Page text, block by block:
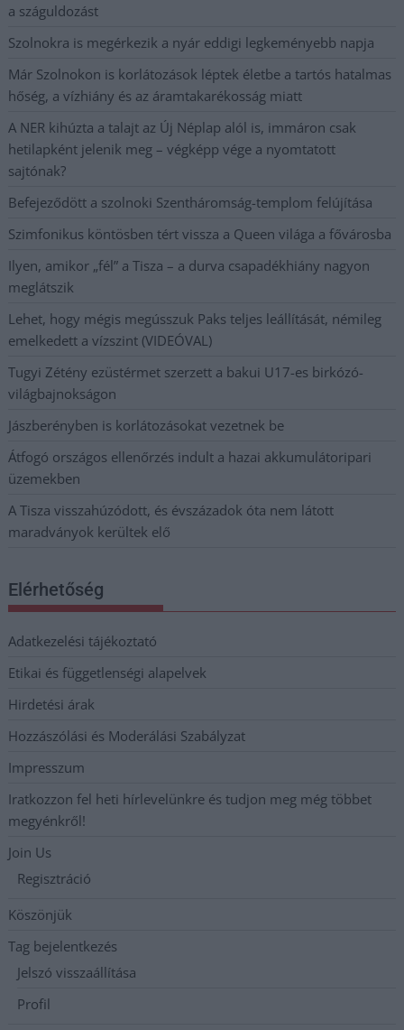
a száguldozást
Szolnokra is megérkezik a nyár eddigi legkeményebb napja
Már Szolnokon is korlátozások léptek életbe a tartós hatalmas
hőség, a vízhiány és az áramtakarékosság miatt
A NER kihúzta a talajt az Új Néplap alól is, immáron csak
hetilapként jelenik meg – végképp vége a nyomtatott
sajtónak?
Befejeződött a szolnoki Szentháromság-templom felújítása
Szimfonikus köntösben tért vissza a Queen világa a fővárosba
Ilyen, amikor „fél” a Tisza – a durva csapadékhiány nagyon
meglátszik
Lehet, hogy mégis megússzuk Paks teljes leállítását, némileg
emelkedett a vízszint (VIDEÓVAL)
Tugyi Zétény ezüstérmet szerzett a bakui U17-es birkózó-
világbajnokságon
Jászberényben is korlátozásokat vezetnek be
Átfogó országos ellenőrzés indult a hazai akkumulátoripari
üzemekben
A Tisza visszahúzódott, és évszázadok óta nem látott
maradványok kerültek elő
Elérhetőség
Adatkezelési tájékoztató
Etikai és függetlenségi alapelvek
Hirdetési árak
Hozzászólási és Moderálási Szabályzat
Impresszum
Iratkozzon fel heti hírlevelünkre és tudjon meg még többet
megyénkről!
Join Us
Regisztráció
Köszönjük
Tag bejelentkezés
Jelszó visszaállítása
Profil